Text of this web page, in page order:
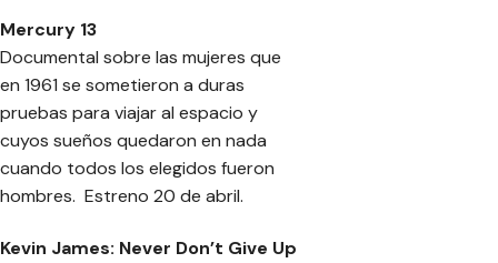
Mercury 13
Documental sobre las mujeres que
en 1961 se sometieron a duras
pruebas para viajar al espacio y
cuyos sueños quedaron en nada
cuando todos los elegidos fueron
hombres. Estreno 20 de abril.
Kevin James: Never Don’t Give Up